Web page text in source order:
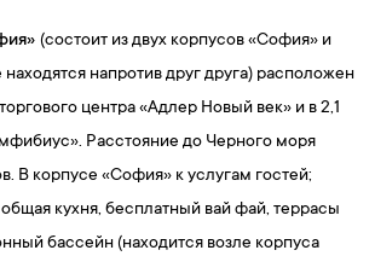
(состоит из двух корпусов «София» и
напротив друг друга) расположен
центра «Адлер Новый век» и в 2,1
Расстояние до Черного моря
В корпусе «София» к услугам гостей;
кухня, бесплатный вай фай, террасы
бассейн (находится возле корпуса